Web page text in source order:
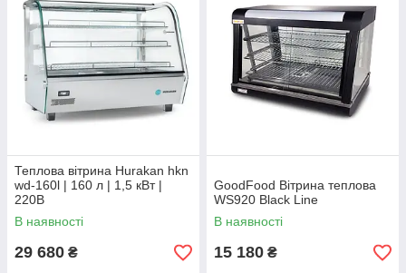
Теплова вітрина Hurakan hkn
wd-160l | 160 л | 1,5 кВт |
220В
В наявності
29 680 ₴
GoodFood Вітрина теплова
WS920 Black Line
В наявності
15 180 ₴